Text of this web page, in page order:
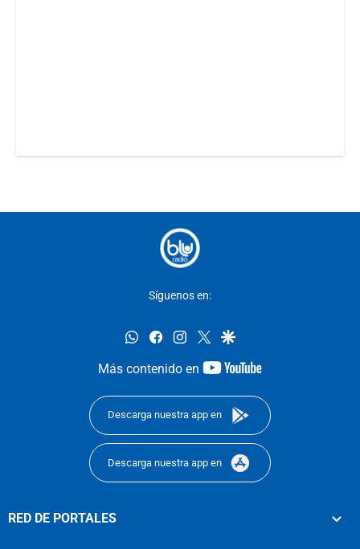
Síguenos en:
whatsappfacebookinstagram
twittergoogle
Más contenido en
youtube-
Descarga nuestra app en
Descarga nuestra app en
RED DE PORTALES